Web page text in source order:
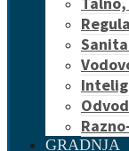
GRADNJA